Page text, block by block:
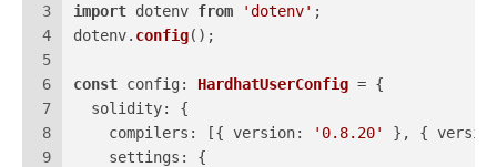
3
4
5
6
7
8
9
import dotenv from 'dotenv' ;
dotenv. config();
const config : HardhatUserConfig = {
solidity: {
compilers : [{ version: '0.8.20' }, {
settings : {